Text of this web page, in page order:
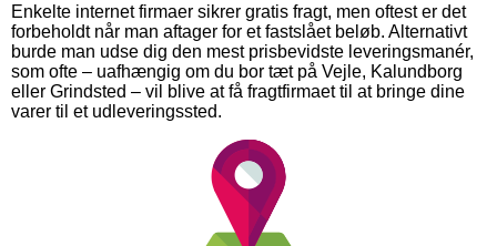
Enkelte internet firmaer sikrer gratis fragt, men oftest er det
forbeholdt når man aftager for et fastslået beløb. Alternativt
burde man udse dig den mest prisbevidste leveringsmanér,
som ofte – uafhængig om du bor tæt på Vejle, Kalundborg
eller Grindsted – vil blive at få fragtfirmaet til at bringe dine
varer til et udleveringssted.